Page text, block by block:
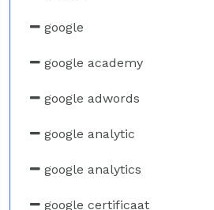
google
google academy
google adwords
google analytic
google analytics
google certificaat